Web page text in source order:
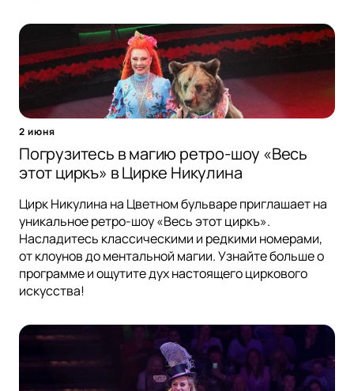
2 июня
Погрузитесь в магию ретро-шоу «Весь
этот циркъ» в Цирке Никулина
Цирк Никулина на Цветном бульваре приглашает на
уникальное ретро-шоу «Весь этот циркъ».
Насладитесь классическими и редкими номерами,
от клоунов до ментальной магии. Узнайте больше о
программе и ощутите дух настоящего циркового
искусства!